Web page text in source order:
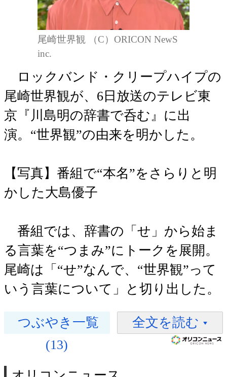
尾崎世界観 （C）ORICON NewS
inc.
ロックバンド・クリープハイプの
尾崎世界観が、6日放送のテレビ東
京『川島明の辞書で呑む』に出
演。“世界観”の由来を明かした。
【写真】番組で“本名”をさらりと明
かした大島優子
番組では、辞書の「せ」から始ま
る言葉を“つまみ”にトークを展開。
尾崎は「“せ”なんで、“世界観”って
いう言葉について」と切り出した。
つぶやき一覧
(13)
全文を読む